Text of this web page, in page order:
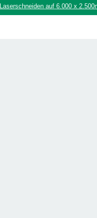
Laserschneiden auf 6.000 x